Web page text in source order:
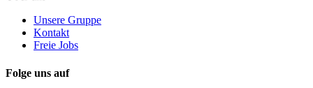
Unsere Gruppe
Kontakt
Freie Jobs
Folge uns auf